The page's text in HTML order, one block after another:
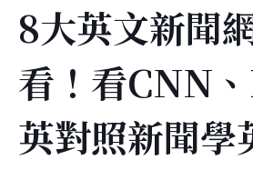
8大英文新聞
看！看CNN
英對照新聞學